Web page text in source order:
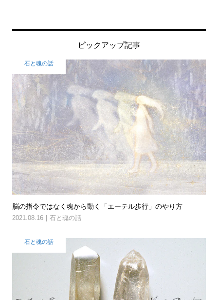
ピックアップ記事
石と魂の話
脳の指令ではなく魂から動く「エーテル歩行」のやり方
2021.08.16 石と魂の話
石と魂の話